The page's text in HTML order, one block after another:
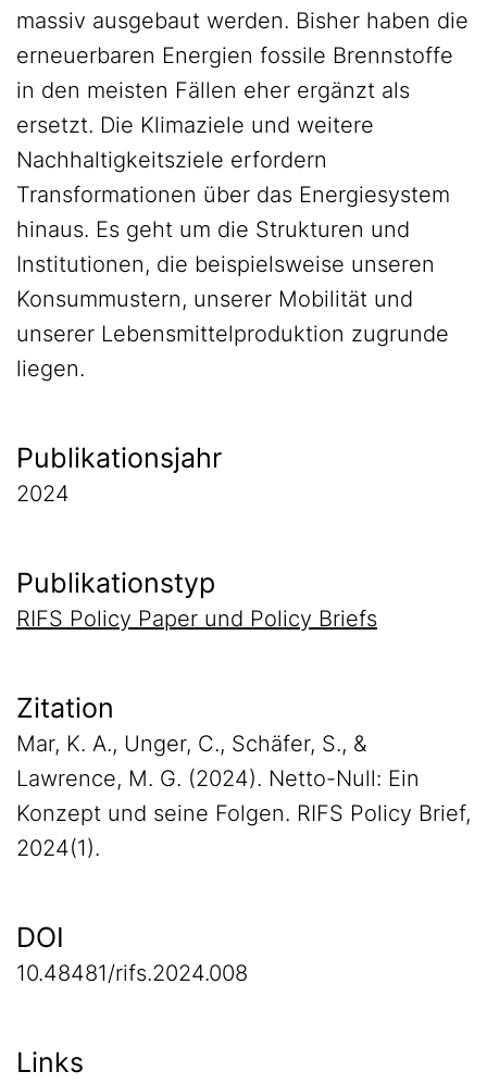
massiv ausgebaut werden. Bisher haben die
erneuerbaren Energien fossile Brennstoffe
in den meisten Fällen eher ergänzt als
ersetzt. Die Klimaziele und weitere
Nachhaltigkeitsziele erfordern
Transformationen über das Energiesystem
hinaus. Es geht um die Strukturen und
Institutionen, die beispielsweise unseren
Konsummustern, unserer Mobilität und
unserer Lebensmittelproduktion zugrunde
liegen.
Publikationsjahr
2024
Publikationstyp
RIFS Policy Paper und Policy Briefs
Zitation
Mar, K. A., Unger, C., Schäfer, S., &
Lawrence, M. G. (2024). Netto-Null: Ein
Konzept und seine Folgen. RIFS Policy Brief,
2024(1).
DOI
10.48481/rifs.2024.008
Links